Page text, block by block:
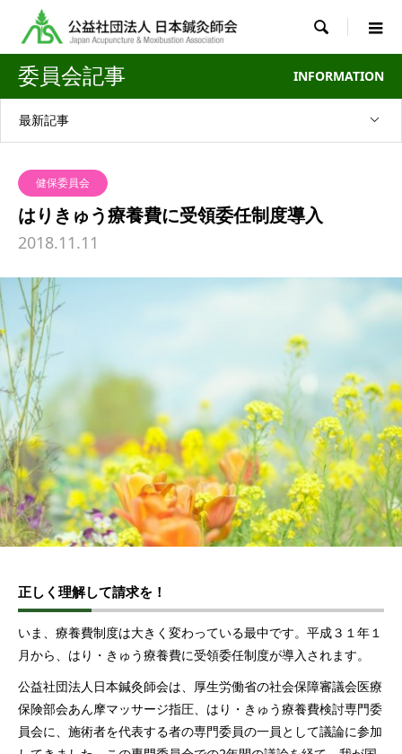

委員会記事 INFORMATION
最新記事
健保委員会
はりきゅう療養費に受領委任制度導入
2018.11.11
正しく理解して請求を！
いま、療養費制度は大きく変わっている最中です。平成３１年１
月から、はり・きゅう療養費に受領委任制度が導入されます。
公益社団法人日本鍼灸師会は、厚生労働省の社会保障審議会医療
保険部会あん摩マッサージ指圧、はり・きゅう療養費検討専門委
員会に、施術者を代表する者の専門委員の一員として議論に参加